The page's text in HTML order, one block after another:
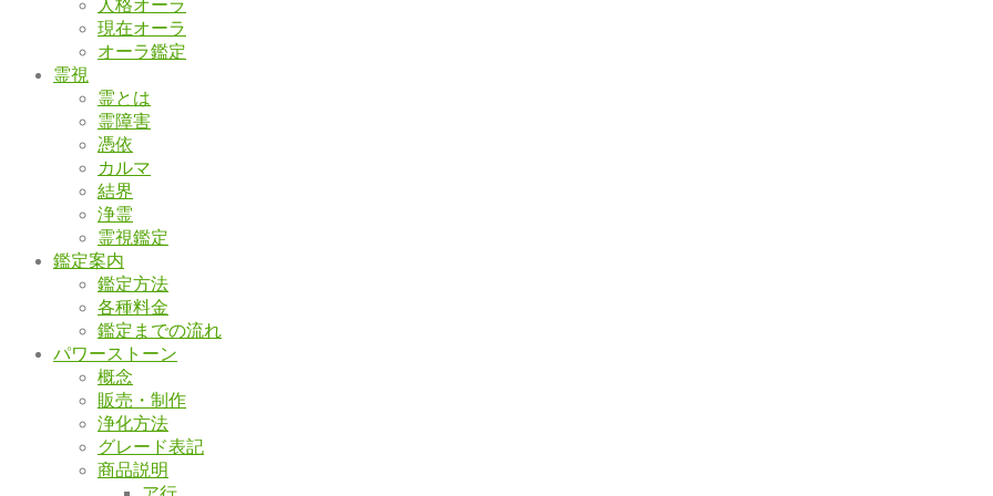
人格オーラ
現在オーラ
オーラ鑑定
霊視
霊とは
霊障害
憑依
カルマ
結界
浄霊
霊視鑑定
鑑定案内
鑑定方法
各種料金
鑑定までの流れ
パワーストーン
概念
販売・制作
浄化方法
グレード表記
商品説明